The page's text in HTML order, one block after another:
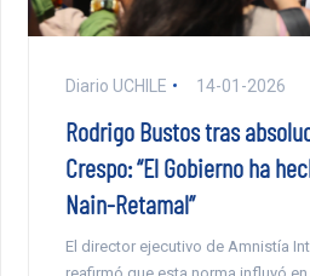
Diario UCHILE 14-01-2026
Rodrigo Bustos tras
Crespo: “El Gobierno ha
Nain-Retamal”
El director ejecutivo de Amnistía